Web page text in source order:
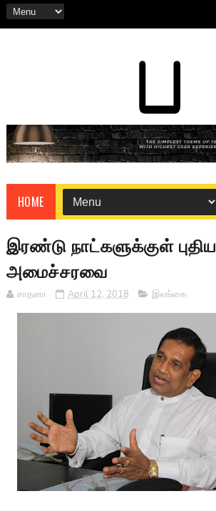
HOME
இரண்டு நாட்களுக்குள் புதிய
அமைச்சரவை
சாதனா April 12, 2018 இலங்கை